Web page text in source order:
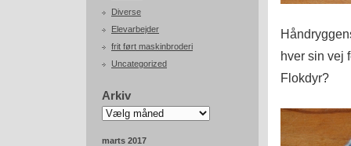
Diverse
Elevarbejder
frit ført maskinbroderi
Uncategorized
Arkiv
Arkiv
marts 2017
hver sin vej
Flokdyr?